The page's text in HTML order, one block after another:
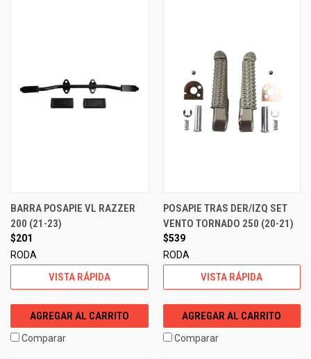
BARRA POSAPIE VL RAZZER
200 (21-23)
$201
RODA
VISTA RÁPIDA
AGREGAR AL CARRITO
Comparar
POSAPIE TRAS DER/IZQ SET
VENTO TORNADO 250 (20-21)
$539
RODA
VISTA RÁPIDA
AGREGAR AL CARRITO
Comparar